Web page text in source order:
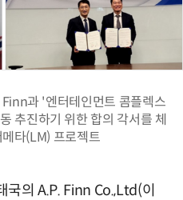
과 '엔터테인먼트 콤플렉스
추진하기 위한 합의 각서를 체
타(LM) 프로젝트
국의 A.P. Finn Co.,Ltd(이